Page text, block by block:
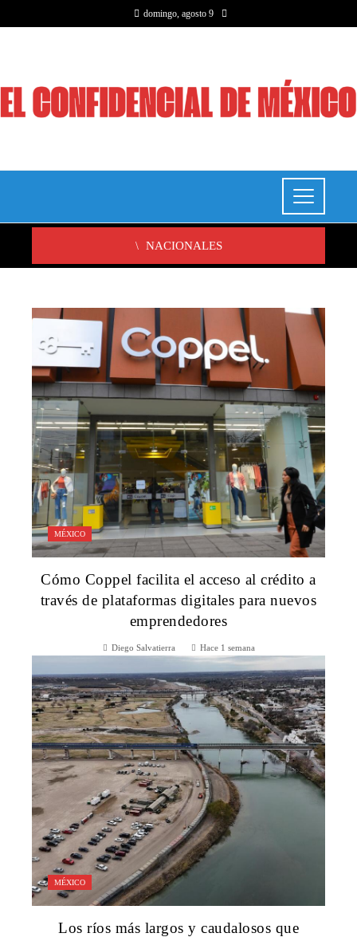
domingo, agosto 9
NACIONALES
MÉXICO
Cómo Coppel facilita el acceso al crédito a
través de plataformas digitales para nuevos
emprendedores
Diego Salvatierra Hace 1 semana
MÉXICO
Los ríos más largos y caudalosos que